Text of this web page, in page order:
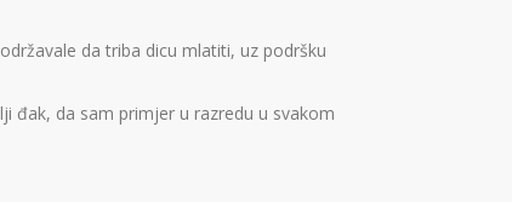
da triba dicu mlatiti, uz podršku
đak, da sam primjer u razredu u svakom